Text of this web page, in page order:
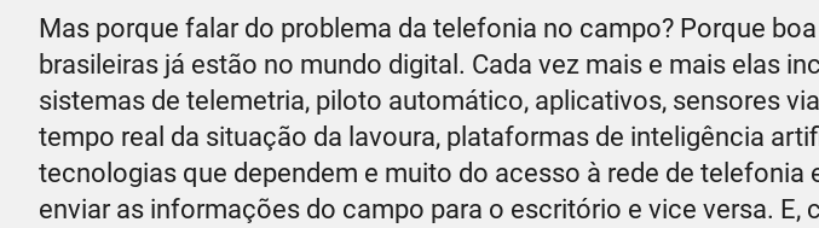
Mas porque falar do problema da telefonia no campo? Porque
brasileiras já estão no mundo digital. Cada vez mais e mais elas
sistemas de telemetria, piloto automático, aplicativos, sensores
tempo real da situação da lavoura, plataformas de inteligência
tecnologias que dependem e muito do acesso à rede de telefonia
enviar as informações do campo para o escritório e vice versa. E,